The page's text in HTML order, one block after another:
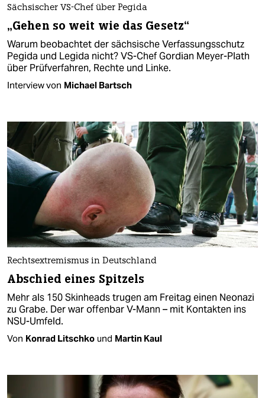
Sächsischer VS-Chef über Pegida
„Gehen so weit wie das Gesetz“
Warum beobachtet der sächsische Verfassungsschutz
Pegida und Legida nicht? VS-Chef Gordian Meyer-Plath
über Prüfverfahren, Rechte und Linke.
Interview von Michael Bartsch
Rechtsextremismus in Deutschland
Abschied eines Spitzels
Mehr als 150 Skinheads trugen am Freitag einen Neonazi
zu Grabe. Der war offenbar V-Mann – mit Kontakten ins
NSU-Umfeld.
Von Konrad Litschko und Martin Kaul